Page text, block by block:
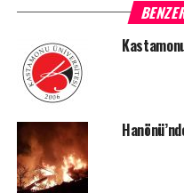
ziyaret için ilimizde
Başkonsolosu GerhardLutz
Osmanlı Devleti’nden
uluslararası ilişkilerden
sergi ziyaretçilerini
kapsayarak uzun bir zaman
Prof. Dr. Sakine Esen Eruz
birçok yerinde aynı başlık